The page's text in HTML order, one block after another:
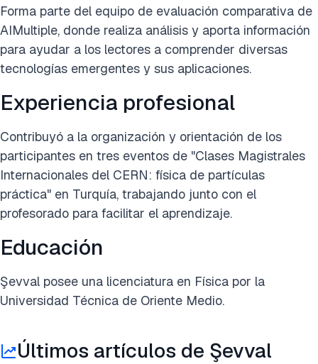
Forma parte del equipo de evaluación comparativa de
AIMultiple, donde realiza análisis y aporta información
para ayudar a los lectores a comprender diversas
tecnologías emergentes y sus aplicaciones.
Experiencia profesional
Contribuyó a la organización y orientación de los
participantes en tres eventos de "Clases Magistrales
Internacionales del CERN: física de partículas
práctica" en Turquía, trabajando junto con el
profesorado para facilitar el aprendizaje.
Educación
Şevval posee una licenciatura en Física por la
Universidad Técnica de Oriente Medio.
Últimos artículos de Şevval